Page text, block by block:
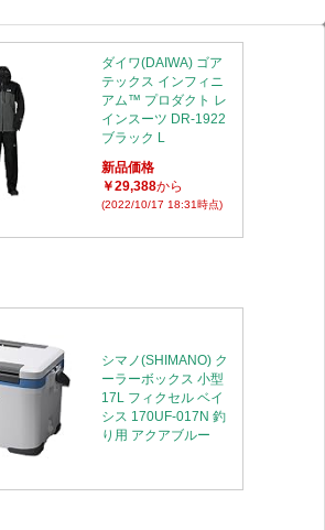
ダイワ(DAIWA) ゴア
テックス インフィニ
アム™ プロダクト レ
インスーツ DR-1922
ブラック L
新品価格
￥29,388から
(2022/10/17 18:31時点)
シマノ(SHIMANO) ク
ーラーボックス 小型
17L フィクセル ベイ
シス 170UF-017N 釣
り用 アクアブルー